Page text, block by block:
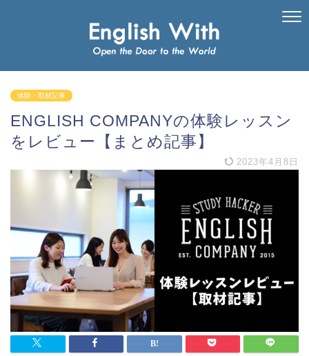
体験・取材記事
ENGLISH COMPANYの体験レッスン
をレビュー【まとめ記事】
2023年4月8日